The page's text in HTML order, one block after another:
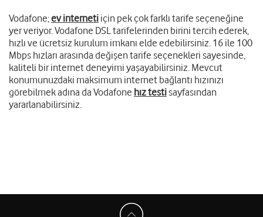
Vodafone;ev interneti için pek çok farklı tarife seçeneğine
yer veriyor. Vodafone DSL tarifelerinden birini tercih ederek,
hızlı ve ücretsiz kurulum imkanı elde edebilirsiniz. 16 ile 100
Mbps hızları arasında değişen tarife seçenekleri sayesinde,
kaliteli bir internet deneyimi yaşayabilirsiniz. Mevcut
konumunuzdaki maksimum internet bağlantı hızınızı
görebilmek adına da Vodafone hız testi sayfasından
yararlanabilirsiniz.